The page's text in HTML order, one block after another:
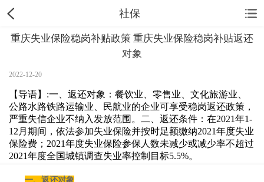
社保
重庆失业保险稳岗补贴政策 重庆失业保险稳岗补贴返还
对象
2022-12-20
【导语】:一、返还对象：餐饮业、零售业、文化旅游业、
公路水路铁路运输业、民航业的企业可享受稳岗返还政策，
严重失信企业不纳入发放范围。二、返还条件：在2021年1-
12月期间，依法参加失业保险并按时足额缴纳2021年度失业
保险费；2021年度失业保险参保人数未减少或减少率不超过
2021年度全国城镇调查失业率控制目标5.5%。
一、返还对象